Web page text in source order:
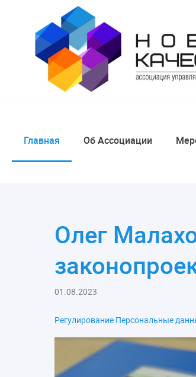
Главная Об Ассоциации
Олег
01.08.2023
Регулирование Персональные